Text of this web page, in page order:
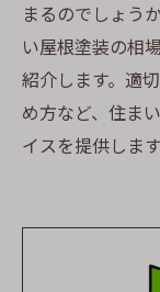
まるのでしょう
い屋根塗装の相
紹介します。適
め方など、住ま
イスを提供します